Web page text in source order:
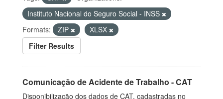
Instituto Nacional do Seguro Social - INSS
Formats:
ZIP
XLSX
Filter Results
Comunicação de Acidente de Trabalho - CAT
Disponibilização dos dados de CAT, cadastradas no